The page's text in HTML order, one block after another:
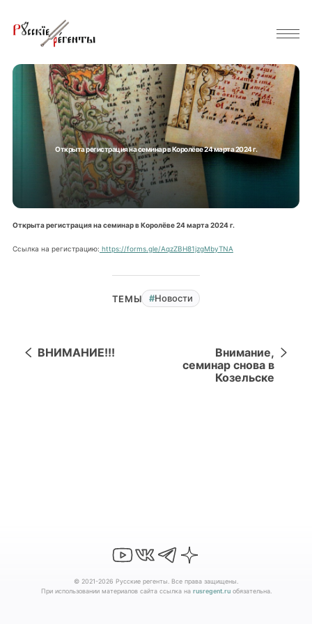
Открыта регистрация на семинар в Королёве 24 марта 2024 г.
Открыта регистрация на семинар в Королёве 24 марта 2024 г.
Ссылка на регистрацию: https://forms.gle/AqzZBH81jzgMbyTNA
ТЕМЫ Новости
ВНИМАНИЕ!!!
Внимание,
семинар снова в
Козельске
© 2021-2026 Русские регенты. Все права защищены.
При использовании материалов сайта ссылка на rusregent.ruобязательна.